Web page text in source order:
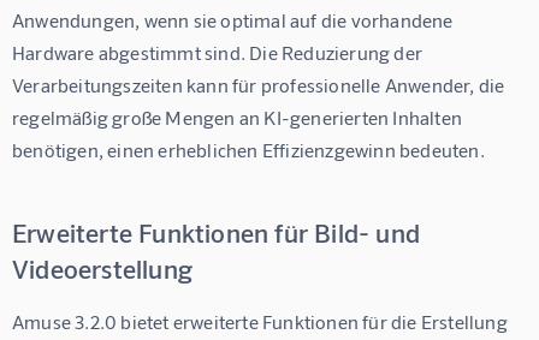
Anwendungen, wenn sie optimal auf die vorhandene
Hardware abgestimmt sind. Die Reduzierung der
Verarbeitungszeiten kann für professionelle Anwender, die
regelmäßig große Mengen an KI-generierten Inhalten
benötigen, einen erheblichen Effizienzgewinn bedeuten.
Erweiterte Funktionen für Bild- und
Videoerstellung
Amuse 3.2.0 bietet erweiterte Funktionen für die Erstellung